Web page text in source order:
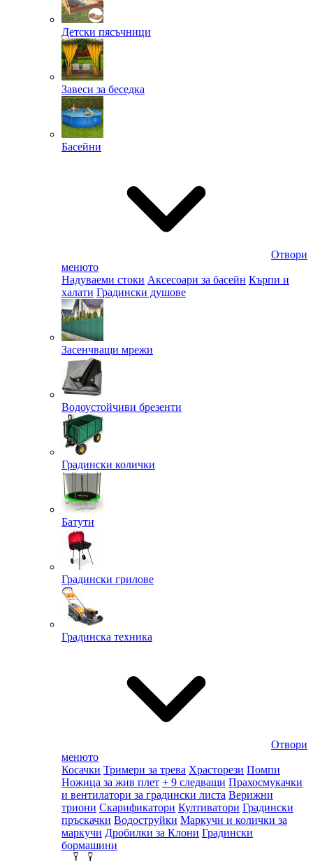
Детски пясъчници
Завеси за беседка
Басейни
Отвори
менюто
Надуваеми стоки Аксесоари за басейн Кърпи и
халати Градински душове
Засенчващи мрежи
Водоустойчиви брезенти
Градински колички
Батути
Градински грилове
Градинска техника
Отвори
менюто
Косачки Тримери за трева Храсторези Помпи
Ножица за жив плет + 9 следващи Прахосмукачки
и вентилатори за градински листа Верижни
триони Скарификатори Култиватори Градински
пръскачки Водоструйки Маркучи и колички за
маркучи Дробилки за Клони Градински
бормашини